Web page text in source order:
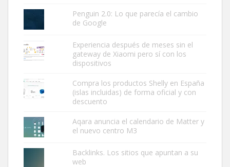
Penguin 2.0: Lo que parecía el cambio
de Google
Experiencia después de meses sin el
gateway de Xiaomi pero sí con los
dispositivos
Compra los productos Shelly en España
(islas incluidas) de forma oficial y con
descuento
Aqara anuncia el calendario de Matter y
el nuevo centro M3
Backlinks. Los sitios que apuntan a su
web